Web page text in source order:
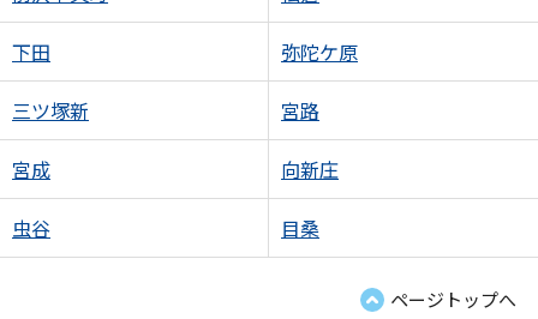
下田 弥陀ケ原
三ツ塚新 宮路
宮成 向新庄
虫谷 目桑
ページトップへ